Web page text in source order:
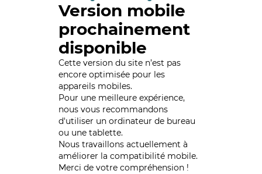
Version mobile
prochainement
disponible
Cette version du site n’est pas
encore optimisée pour les
appareils mobiles.
Pour une meilleure expérience,
nous vous recommandons
d'utiliser un ordinateur de bureau
ou une tablette.
Nous travaillons actuellement à
améliorer la compatibilité mobile.
Merci de votre compréhension !